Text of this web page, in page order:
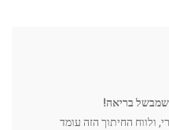
שמבשל בריאה!
ולווח החיתוך הזה עומד